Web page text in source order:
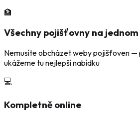
🏦
Všechny pojišťovny na
Nemusíte obcházet weby pojišťoven —
ukážeme tu nejlepší nabídku
💻
Kompletně online